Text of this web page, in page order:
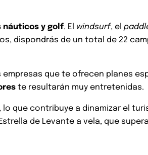
náuticos y golf. El windsurf, el
dispondrás de un total de 22
que te ofrecen planes
te resultarán muy entretenidas.
que contribuye a dinamizar el
de Levante a vela, que